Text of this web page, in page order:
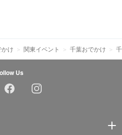
け 関東イベント 千葉おでかけ
Us